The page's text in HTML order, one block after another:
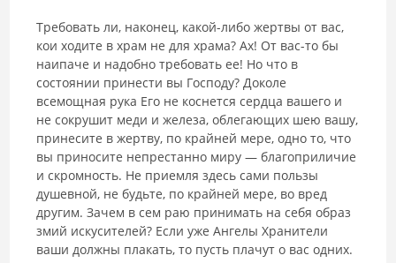
Требовать ли, наконец, какой-либо жертвы от вас,
кои ходите в храм не для храма? Ах! От вас-то бы
наипаче и надобно требовать ее! Но что в
состоянии принести вы Господу? Доколе
всемощная рука Его не коснется сердца вашего и
не сокрушит меди и железа, облегающих шею вашу,
при­несите в жертву, по крайней мере, одно то, что
вы приносите непрестан­но миру — благоприличие
и скромность. Не приемля здесь сами пользы
душевной, не будьте, по крайней мере, во вред
другим. Зачем в сем раю принимать на себя образ
змий искусителей? Если уже Ангелы Храните­ли
ваши должны плакать, то пусть плачут о вас одних.